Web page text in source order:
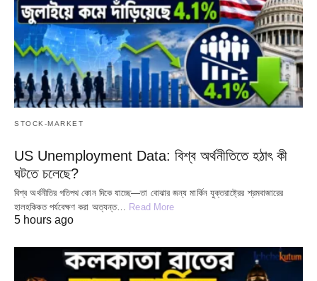
STOCK-MARKET
US Unemployment Data: বিশ্ব অর্থনীতিতে হঠাৎ কী
ঘটতে চলেছে?
বিশ্ব অর্থনীতির গতিপথ কোন দিকে যাচ্ছে—তা বোঝার জন্য মার্কিন যুক্তরাষ্ট্রের শ্রমবাজারের
হালহকিকত পর্যবেক্ষণ করা অত্যন্ত… Read More
5 hours ago